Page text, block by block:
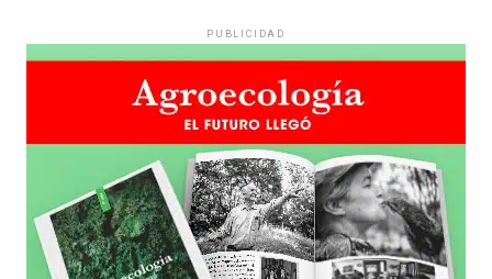
PUBLICIDAD